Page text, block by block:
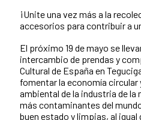
¡Unite una vez más a la
accesorios para contribuir a
El próximo 19 de mayo se
intercambio de prendas y
Cultural de España en
fomentar la economía
ambiental de la industria de la
más contaminantes del
buen estado y limpias, al